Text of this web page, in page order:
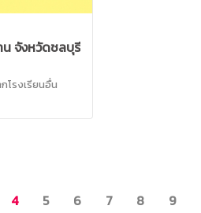
น จังหวัดชลบุรี
โรงเรียนอื่น
4 5 6 7 8
9